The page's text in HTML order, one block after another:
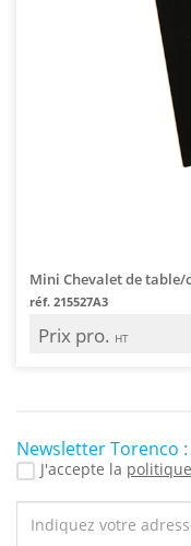
Mini Chevalet de
réf. 215527A3
Prix pro. HT
Newsletter Torenco
J'accepte la